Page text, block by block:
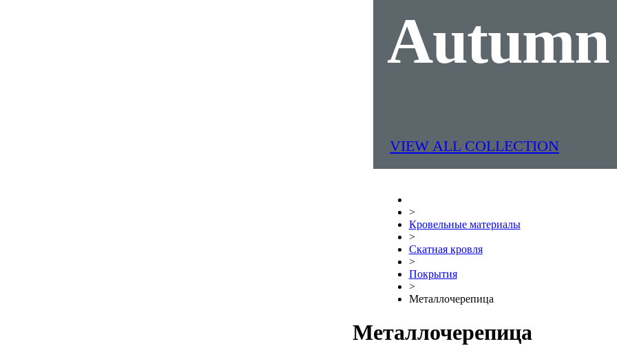
VIEW ALL COLLECTION
>
Кровельные материалы
>
Скатная кровля
>
Покрытия
>
Металлочерепица
Металлочерепица